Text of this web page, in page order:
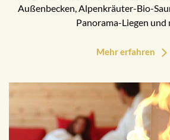
Außenbecken, Alpenkräuter-Bio-
Panorama-Liegen und
Mehr erfahren